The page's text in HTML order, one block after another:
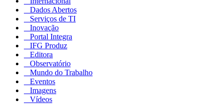
Dados Abertos
Serviços de TI
Inovação
Portal Integra
IFG Produz
Editora
Observatório
Mundo do Trabalho
Eventos
Imagens
Vídeos